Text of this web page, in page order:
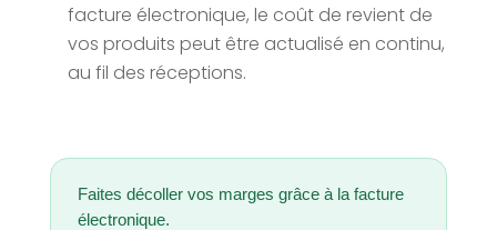
facture électronique, le coût de revient de
vos produits peut être actualisé en continu,
au fil des réceptions.
Faites décoller vos marges grâce à la facture
électronique.